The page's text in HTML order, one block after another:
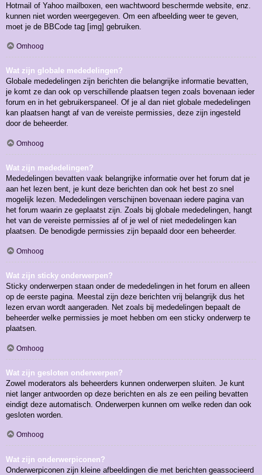
Hotmail of Yahoo mailboxen, een wachtwoord beschermde website, enz.
kunnen niet worden weergegeven. Om een afbeelding weer te geven,
moet je de BBCode tag [img] gebruiken.
Omhoog
Wat zijn globale mededelingen?
Globale mededelingen zijn berichten die belangrijke informatie bevatten,
je komt ze dan ook op verschillende plaatsen tegen zoals bovenaan ieder
forum en in het gebruikerspaneel. Of je al dan niet globale mededelingen
kan plaatsen hangt af van de vereiste permissies, deze zijn ingesteld
door de beheerder.
Omhoog
Wat zijn mededelingen?
Mededelingen bevatten vaak belangrijke informatie over het forum dat je
aan het lezen bent, je kunt deze berichten dan ook het best zo snel
mogelijk lezen. Mededelingen verschijnen bovenaan iedere pagina van
het forum waarin ze geplaatst zijn. Zoals bij globale mededelingen, hangt
het van de vereiste permissies af of je wel of niet mededelingen kan
plaatsen. De benodigde permissies zijn bepaald door een beheerder.
Omhoog
Wat zijn sticky onderwerpen?
Sticky onderwerpen staan onder de mededelingen in het forum en alleen
op de eerste pagina. Meestal zijn deze berichten vrij belangrijk dus het
lezen ervan wordt aangeraden. Net zoals bij mededelingen bepaalt de
beheerder welke permissies je moet hebben om een sticky onderwerp te
plaatsen.
Omhoog
Wat zijn gesloten onderwerpen?
Zowel moderators als beheerders kunnen onderwerpen sluiten. Je kunt
niet langer antwoorden op deze berichten en als ze een peiling bevatten
eindigt deze automatisch. Onderwerpen kunnen om welke reden dan ook
gesloten worden.
Omhoog
Wat zijn onderwerpiconen?
Onderwerpiconen zijn kleine afbeeldingen die met berichten geassocieerd